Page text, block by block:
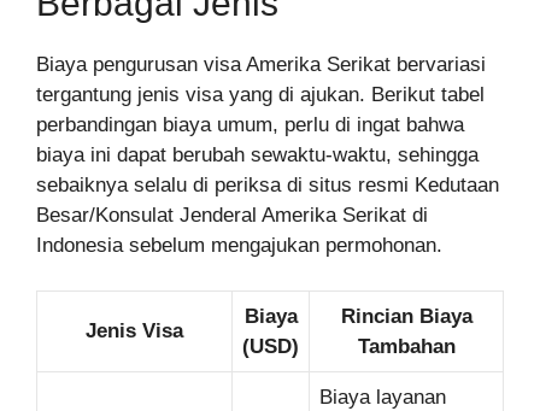
Biaya pengurusan visa Amerika Serikat bervariasi
tergantung jenis visa yang di ajukan. Berikut tabel
perbandingan biaya umum, perlu di ingat bahwa
biaya ini dapat berubah sewaktu-waktu, sehingga
sebaiknya selalu di periksa di situs resmi Kedutaan
Besar/Konsulat Jenderal Amerika Serikat di
Indonesia sebelum mengajukan permohonan.
Jenis Visa
Biaya
(USD)
Rincian Biaya
Tambahan
Biaya layanan